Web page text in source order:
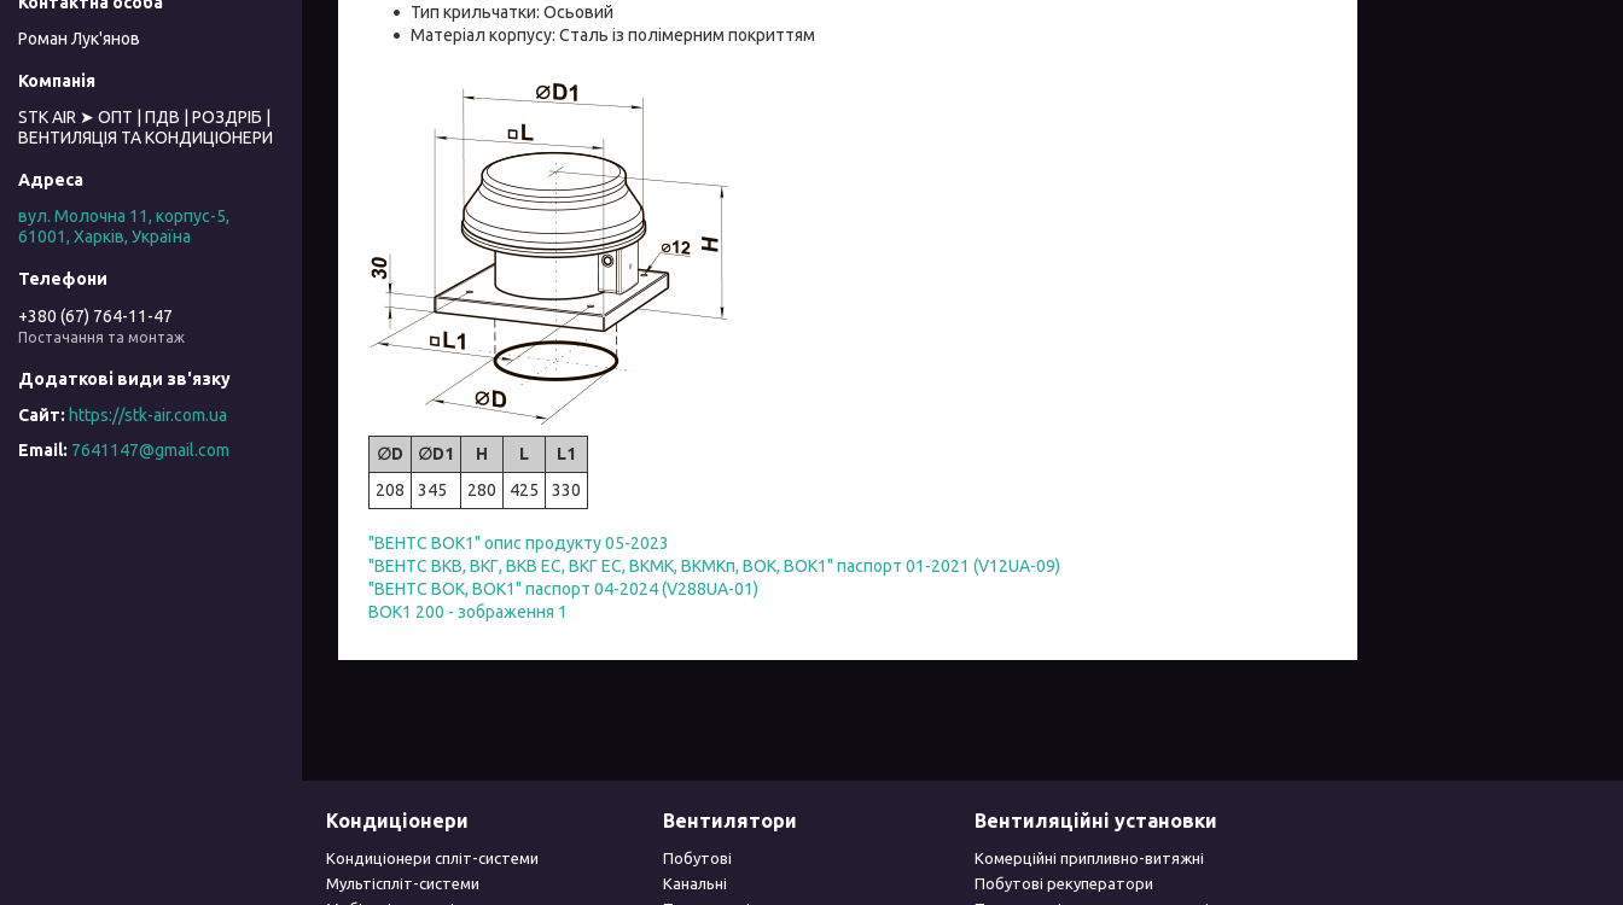
Тип крильчатки: Осьовий
Матеріал корпусу: Сталь із полімерним покриттям
∅D ∅D1 H L
L1
208
345 280 425 330
"ВЕНТС ВОК1" опис продукту 05-2023
"ВЕНТС ВКВ, ВКГ, ВКВ ЕС, ВКГ ЕС, ВКМК, ВКМКп, ВОК, ВОК1" паспорт 01-2021 (V12UA-09)
"ВЕНТС ВОК, ВОК1" паспорт 04-2024 (V288UA-01)
ВОК1 200 - зображення 1
Роман Лук'янов
STK AIR ➤ ОПТ | ПДВ | РОЗДРІБ |
ВЕНТИЛЯЦІЯ ТА КОНДИЦІОНЕРИ
вул. Молочна 11, корпус-5,
61001, Харків, Україна
+380 (67) 764-11-47
Постачання та монтаж
https://stk-air.com.ua
7641147@gmail.com
Кондиціонери
Кондиціонери спліт-системи
Мультіспліт-системи
Вентилятори
Побутові
Канальні
Вентиляційні установки
Комерційні припливно-витяжні
Побутові рекуператори